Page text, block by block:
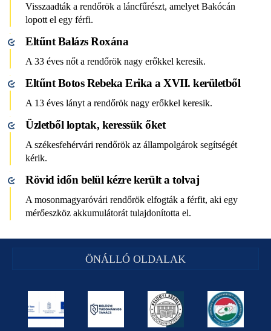
Visszaadták a rendőrök a láncfűrészt, amelyet Bakócán
lopott el egy férfi.
Eltűnt Balázs Roxána
A 33 éves nőt a rendőrök nagy erőkkel keresik.
Eltűnt Botos Rebeka Erika a XVII. kerületből
A 13 éves lányt a rendőrök nagy erőkkel keresik.
Üzletből loptak, keressük őket
A székesfehérvári rendőrök az állampolgárok segítségét
kérik.
Rövid időn belül kézre került a tolvaj
A mosonmagyaróvári rendőrök elfogták a férfit, aki egy
mérőeszköz akkumulátorát tulajdonította el.
ÖNÁLLÓ OLDALAK